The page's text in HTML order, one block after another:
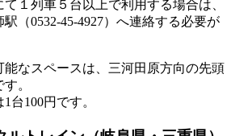
１列車５台以上で利用する場合は、
（0532-45-4927）へ連絡する必要が
能なスペースは、三河田原方向の先頭
。
台100円です。